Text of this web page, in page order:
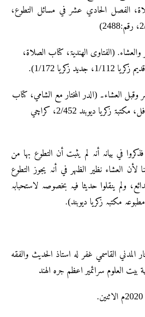
الفصل الحادي عشر في مسائل التطوع،
(الفتاوی الھندیۃ، کتاب الصلاۃ،
زکریا 1/172).
العشاء۔ (الدر المختار مع الشامي، کتاب
الصلاۃ، باب الوتر والنوافل، مکتبۃ زکریا دیوبند 2/452، کراچي
في بیانہ أنہ لم یثبت أن التطوع بہا من
لأن العشاء نظیر الظہر في أنہ یجوز التطوع
ولم ینقلوا حدیثا فیہ بخصوصہ لاستحبابہ
المدني القاسمي غفر له استاذ الحديث والفقه
بيت العلوم سرائمير اعظم جره الهند